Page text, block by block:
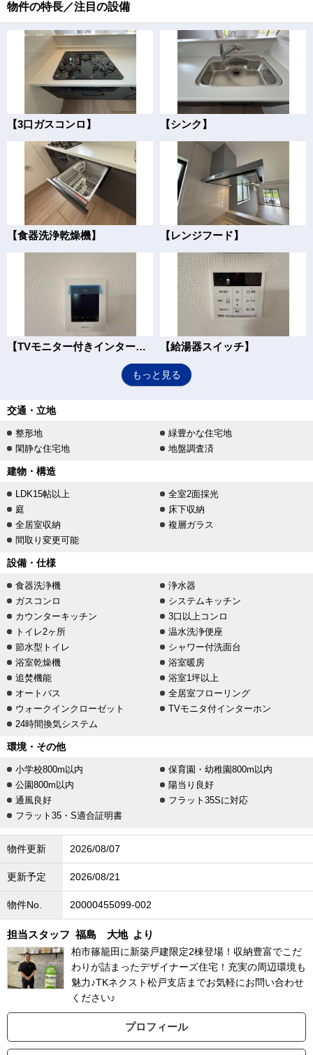
物件の特長／注目の設備
【3口ガスコンロ】 【シンク】
【食器洗浄乾燥機】 【レンジフード】
【TVモニター付きインターフォン】 【給湯器スイッチ】
もっと見る
交通・立地
整形地
緑豊かな住宅地
閑静な住宅地
地盤調査済
建物・構造
LDK15帖以上
全室2面採光
庭
床下収納
全居室収納
複層ガラス
間取り変更可能
設備・仕様
食器洗浄機
浄水器
ガスコンロ
システムキッチン
カウンターキッチン
3口以上コンロ
トイレ2ヶ所
温水洗浄便座
節水型トイレ
シャワー付洗面台
浴室乾燥機
浴室暖房
追焚機能
浴室1坪以上
オートバス
全居室フローリング
ウォークインクローゼット
TVモニタ付インターホン
24時間換気システム
環境・その他
小学校800m以内
保育園・幼稚園800m以内
公園800m以内
陽当り良好
通風良好
フラット35Sに対応
フラット35・S適合証明書
物件更新 2026/08/07
更新予定 2026/08/21
物件No. 20000455099-002
担当スタッフ 福島 大地 より
柏市篠籠田に新築戸建限定2棟登場！収納豊富でこだ
わりが詰まったデザイナーズ住宅！充実の周辺環境も
魅力♪TKネクスト松戸支店までお気軽にお問い合わせ
ください♪
プロフィール